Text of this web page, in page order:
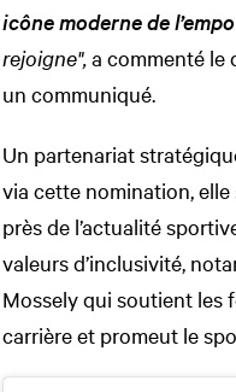
icône moderne de
rejoigne", a commenté le
un communiqué.
Un partenariat
via cette nomination,
près de l’actualité
valeurs d’inclusivité,
Mossely qui soutient les
carrière et promeut le